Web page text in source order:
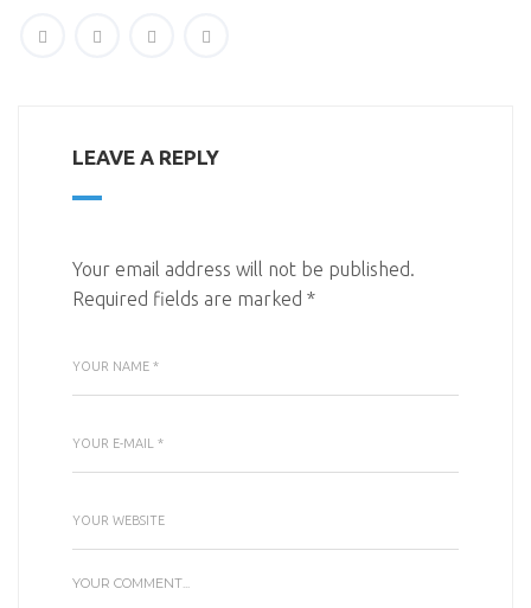
LEAVE A REPLY
Your email address will not be published.
Required fields are marked *